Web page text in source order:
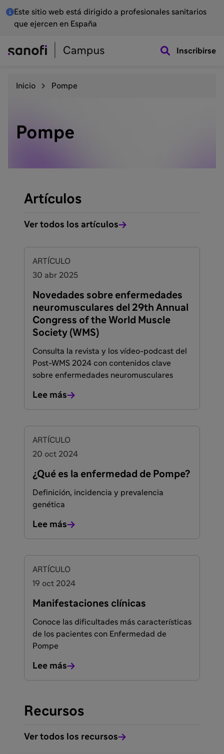
Este sitio web está dirigido a profesionales sanitarios
que ejercen en España
Inscribirse
Inicio Pompe
Pompe
Artículos
Ver todos los artículos
ARTÍCULO
30 abr 2025
Novedades sobre enfermedades
neuromusculares del 29th Annual
Congress of the World Muscle
Society (WMS)
Consulta la revista y los vídeo-podcast del
Post-WMS 2024 con contenidos clave
sobre enfermedades neuromusculares
Lee más
FACULTADOS PARA PRESCRIBIR O DISPENSAR
ARTÍCULO
20 oct 2024
¿Qué es la enfermedad de Pompe?
Definición, incidencia y prevalencia
genética
Lee más
ARTÍCULO
19 oct 2024
Manifestaciones clínicas
Conoce las dificultades más características
de los pacientes con Enfermedad de
Pompe
Lee más
Recursos
Ver todos los recursos